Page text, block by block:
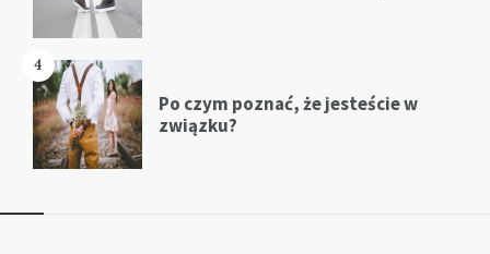
4
Po czym poznać, że jesteście w
związku?